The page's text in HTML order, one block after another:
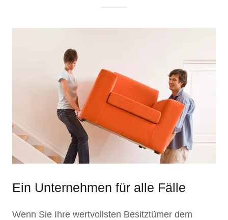
Ein Unternehmen für alle Fälle
Wenn Sie Ihre wertvollsten Besitztümer dem